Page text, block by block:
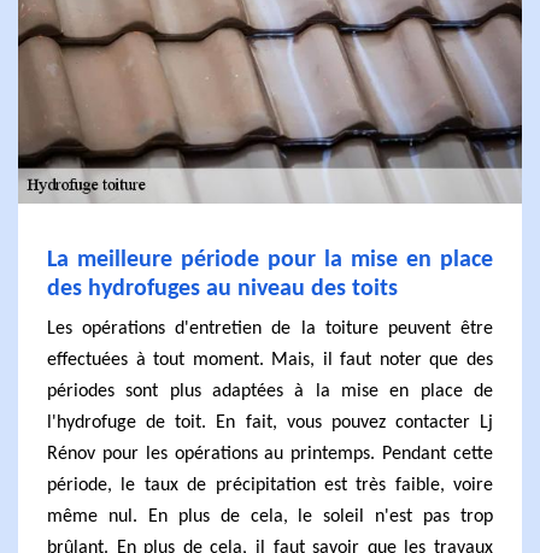
La meilleure période pour la mise en place
des hydrofuges au niveau des toits
Les opérations d'entretien de la toiture peuvent être
effectuées à tout moment. Mais, il faut noter que des
périodes sont plus adaptées à la mise en place de
l'hydrofuge de toit. En fait, vous pouvez contacter Lj
Rénov pour les opérations au printemps. Pendant cette
période, le taux de précipitation est très faible, voire
même nul. En plus de cela, le soleil n'est pas trop
brûlant. En plus de cela, il faut savoir que les travaux